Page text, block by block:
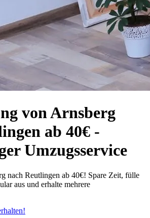
von Arnsberg
ab 40€ -
Umzugsservice
nach Reutlingen ab 40€! Spare Zeit, fülle
aus und erhalte mehrere